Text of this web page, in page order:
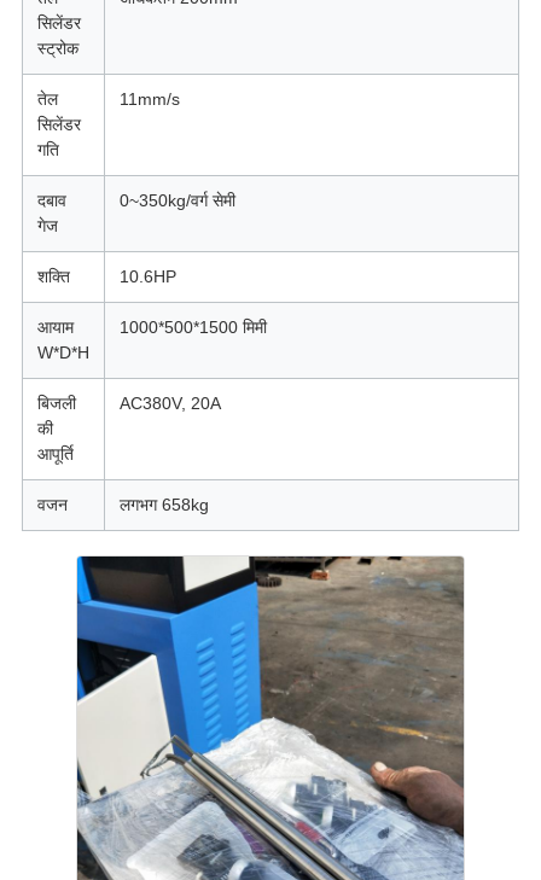
सिलेंडर
स्ट्रोक
तेल
सिलेंडर
गति
11mm/s
दबाव
गेज
0~350kg/वर्ग सेमी
शक्ति 10.6HP
आयाम
W*D*H
1000*500*1500 मिमी
बिजली
की
आपूर्ति
AC380V, 20A
वजन लगभग 658kg